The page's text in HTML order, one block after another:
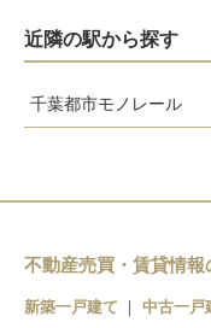
近隣の駅から探す
千葉都市モノレール
千城台北
不動産売買・賃貸情報
新築一戸建て 中古一戸